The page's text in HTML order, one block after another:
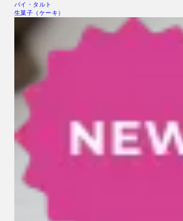
パイ・タルト
生菓子（ケーキ）